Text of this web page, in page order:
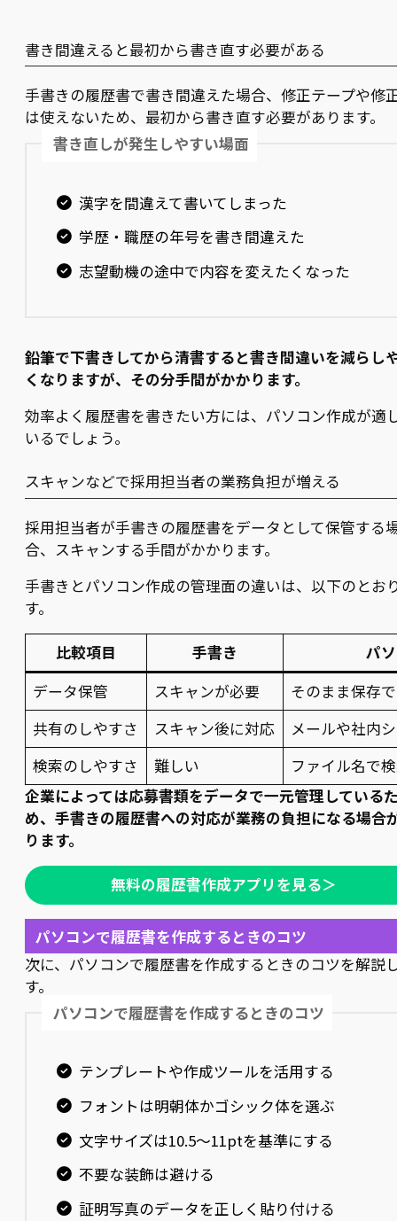
書き間違えると最初から書き直す必要がある
手書きの履歴書で書き間違えた場合、修正テープや修
は使えないため、最初から書き直す必要があります。
書き直しが発生しやすい場面
漢字を間違えて書いてしまった
学歴・職歴の年号を書き間違えた
志望動機の途中で内容を変えたくなった
鉛筆で下書きしてから清書すると書き間違いを減らし
くなりますが、その分手間がかかります。
効率よく履歴書を書きたい方には、パソコン作成が適
いるでしょう。
スキャンなどで採用担当者の業務負担が増える
採用担当者が手書きの履歴書をデータとして保管する
合、スキャンする手間がかかります。
手書きとパソコン作成の管理面の違いは、以下のとお
す。
比較項目 手書き
パ
データ保管
スキャンが必要
そのまま保存
共有のしやすさ
スキャン後に対応
メールや社内
検索のしやすさ
難しい
ファイル名で
企業によっては応募書類をデータで一元管理している
め、手書きの履歴書への対応が業務の負担になる場合
ります。
無料の履歴書作成アプリを見る＞
パソコンで履歴書を作成するときのコツ
次に、パソコンで履歴書を作成するときのコツを解説
す。
パソコンで履歴書を作成するときのコツ
テンプレートや作成ツールを活用する
フォントは明朝体かゴシック体を選ぶ
文字サイズは10.5〜11ptを基準にする
不要な装飾は避ける
証明写真のデータを正しく貼り付ける